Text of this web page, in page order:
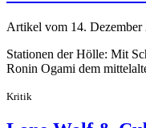
Artikel vom 14. Dezember
Stationen der Hölle: Mit
Ronin Ogami dem
Kritik